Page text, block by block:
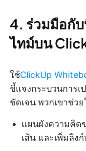
4. ร่วมมือกั
ไทม์บน
ใช้ClickUp
ชี้แจงกระบวนการเ
ชัดเจน พวกเขาช่ว
แผนผังความคิด
เส้น และเพิ่มลิง